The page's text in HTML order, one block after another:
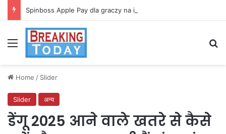
Spinboss Apple Pay dla graczy na iPhone
Menu
Home / Slider
Slider अन्य
डेंगू 2025 आने वाले खतरे से कैसे